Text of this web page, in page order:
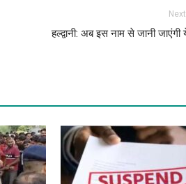
हल्द्वानी: अब इस नाम से जानी